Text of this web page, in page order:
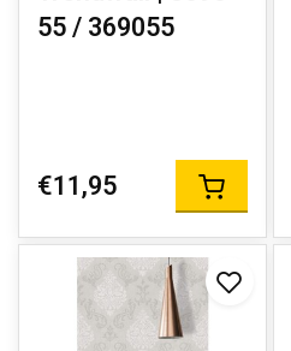
55 / 369055
€11,95